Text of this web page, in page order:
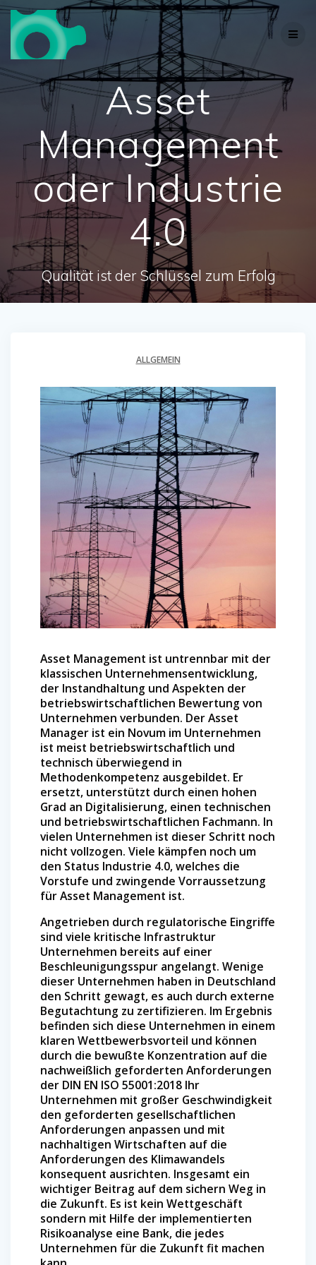
Skip
to
content
Asset
Management
oder Industrie
4.0
Qualität ist der Schlüssel zum Erfolg
ALLGEMEIN
Asset Management ist untrennbar mit der
klassischen Unternehmensentwicklung,
der Instandhaltung und Aspekten der
betriebswirtschaftlichen Bewertung von
Unternehmen verbunden. Der Asset
Manager ist ein Novum im Unternehmen
ist meist betriebswirtschaftlich und
technisch überwiegend in
Methodenkompetenz ausgebildet. Er
ersetzt, unterstützt durch einen hohen
Grad an Digitalisierung, einen technischen
und betriebswirtschaftlichen Fachmann. In
vielen Unternehmen ist dieser Schritt noch
nicht vollzogen. Viele kämpfen noch um
den Status Industrie 4.0, welches die
Vorstufe und zwingende Vorraussetzung
für Asset Management ist.
Angetrieben durch regulatorische Eingriffe
sind viele kritische Infrastruktur
Unternehmen bereits auf einer
Beschleunigungsspur angelangt. Wenige
dieser Unternehmen haben in Deutschland
den Schritt gewagt, es auch durch externe
Begutachtung zu zertifizieren. Im Ergebnis
befinden sich diese Unternehmen in einem
klaren Wettbewerbsvorteil und können
durch die bewußte Konzentration auf die
nachweißlich geforderten Anforderungen
der DIN EN ISO 55001:2018 Ihr
Unternehmen mit großer Geschwindigkeit
den geforderten gesellschaftlichen
Anforderungen anpassen und mit
nachhaltigen Wirtschaften auf die
Anforderungen des Klimawandels
konsequent ausrichten. Insgesamt ein
wichtiger Beitrag auf dem sichern Weg in
die Zukunft. Es ist kein Wettgeschäft
sondern mit Hilfe der implementierten
Risikoanalyse eine Bank, die jedes
Unternehmen für die Zukunft fit machen